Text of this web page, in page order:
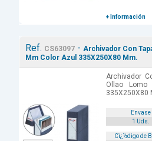
+ Información
Ref. CS63097 - Archivador Con
Mm Color Azul 335X250X80 Mm.
Archivador
Ollao
335X250X80
Envase
1 Uds.
Cï¿½digo de